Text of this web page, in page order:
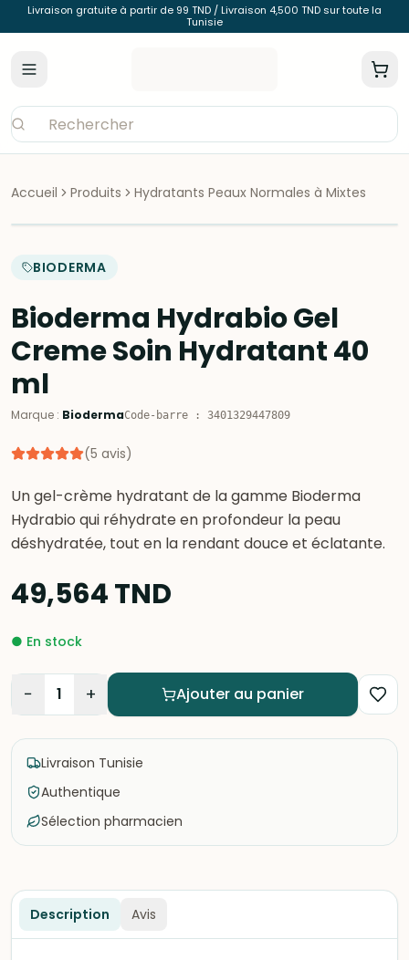
Livraison gratuite à partir de 99 TND / Livraison 4,500 TND sur toute la
Tunisie
Accueil Produits Hydratants Peaux Normales à Mixtes
BIODERMA
Bioderma Hydrabio Gel
Creme Soin Hydratant 40
ml
Marque : BiodermaCode-barre : 3401329447809
(5 avis)
Un gel-crème hydratant de la gamme Bioderma
Hydrabio qui réhydrate en profondeur la peau
déshydratée, tout en la rendant douce et éclatante.
49,564TND
● En stock
− 1 + Ajouter au panier
Livraison Tunisie
Authentique
Sélection pharmacien
Description Avis